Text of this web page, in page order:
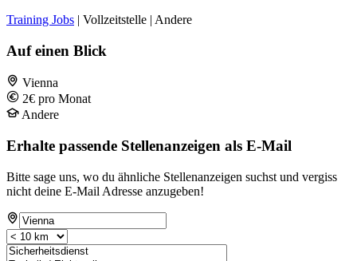
Training Jobs | Vollzeitstelle | Andere
Auf einen Blick
Vienna
2€ pro Monat
Andere
Erhalte passende Stellenanzeigen als E-Mail
Bitte sage uns, wo du ähnliche Stellenanzeigen suchst und vergiss
nicht deine E-Mail Adresse anzugeben!